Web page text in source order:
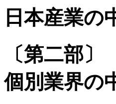
日本産業の
〔第二部〕
個別業界の